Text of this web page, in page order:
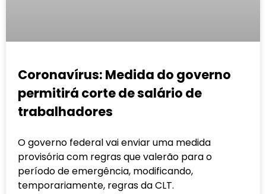
Coronavírus: Medida do governo
permitirá corte de salário de
trabalhadores
O governo federal vai enviar uma medida
provisória com regras que valerão para o
período de emergência, modificando,
temporariamente, regras da CLT.